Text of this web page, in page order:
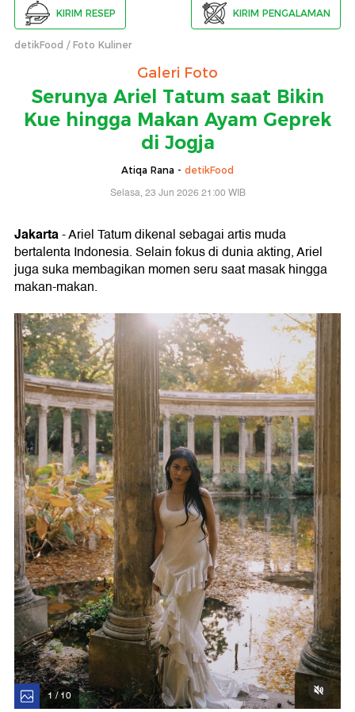
KIRIM RESEP KIRIM PENGALAMAN
detikFood Foto Kuliner
Galeri Foto
Serunya Ariel Tatum saat Bikin
Kue hingga Makan Ayam Geprek
di Jogja
Atiqa Rana - detikFood
Selasa, 23 Jun 2026 21:00 WIB
Jakarta- Ariel Tatum dikenal sebagai artis muda
bertalenta Indonesia. Selain fokus di dunia akting, Ariel
juga suka membagikan momen seru saat masak hingga
makan-makan.
1 / 10